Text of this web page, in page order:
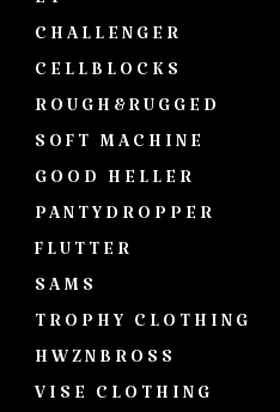
CHALLENGER
CELLBLOCKS
ROUGH&RUGGED
SOFT MACHINE
GOOD HELLER
PANTYDROPPER
FLUTTER
SAMS
TROPHY CLOTHING
HWZNBROSS
VISE CLOTHING